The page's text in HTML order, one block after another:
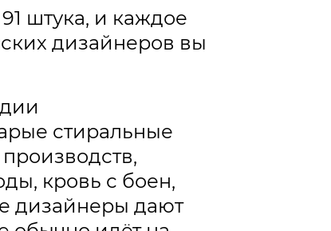
штука, и каждое
дизайнеров вы
стиральные
кровь с боен,
дизайнеры дают